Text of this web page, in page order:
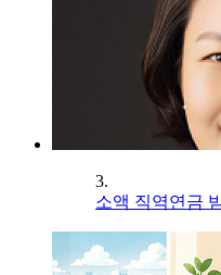
3.
소액 직역연금